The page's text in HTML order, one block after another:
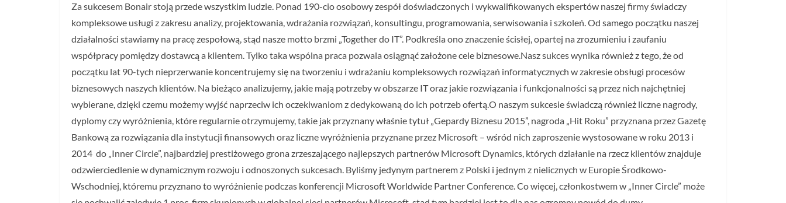
Za sukcesem Bonair stoją przede wszystkim ludzie. Ponad 190-cio osobowy zespół doświadczonych i wykwalifikowanych ekspertów naszej firmy świadczy
kompleksowe usługi z zakresu analizy, projektowania, wdrażania rozwiązań, konsultingu, programowania, serwisowania i szkoleń. Od samego początku naszej
działalności stawiamy na pracę zespołową, stąd nasze motto brzmi „Together do IT”. Podkreśla ono znaczenie ścisłej, opartej na zrozumieniu i zaufaniu
współpracy pomiędzy dostawcą a klientem. Tylko taka wspólna praca pozwala osiągnąć założone cele biznesowe.Nasz sukces wynika również z tego, że od
początku lat 90-tych nieprzerwanie koncentrujemy się na tworzeniu i wdrażaniu kompleksowych rozwiązań informatycznych w zakresie obsługi procesów
biznesowych naszych klientów. Na bieżąco analizujemy, jakie mają potrzeby w obszarze IT oraz jakie rozwiązania i funkcjonalności są przez nich najchętniej
wybierane, dzięki czemu możemy wyjść naprzeciw ich oczekiwaniom z dedykowaną do ich potrzeb ofertą.O naszym sukcesie świadczą również liczne nagrody,
dyplomy czy wyróżnienia, które regularnie otrzymujemy, takie jak przyznany właśnie tytuł „Gepardy Biznesu 2015”, nagroda „Hit Roku” przyznana przez Gazetę
Bankową za rozwiązania dla instytucji finansowych oraz liczne wyróżnienia przyznane przez Microsoft – wśród nich zaproszenie wystosowane w roku 2013 i
2014 do „Inner Circle”, najbardziej prestiżowego grona zrzeszającego najlepszych partnerów Microsoft Dynamics, których działanie na rzecz klientów znajduje
odzwierciedlenie w dynamicznym rozwoju i odnoszonych sukcesach. Byliśmy jedynym partnerem z Polski i jednym z nielicznych w Europie Środkowo-
Wschodniej, któremu przyznano to wyróżnienie podczas konferencji Microsoft Worldwide Partner Conference. Co więcej, członkostwem w „Inner Circle” może